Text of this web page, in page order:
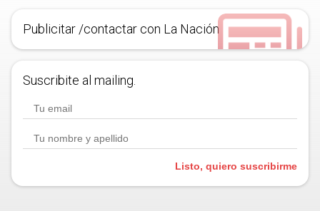
Publicitar /contactar con La Nación
Suscribite al mailing.
Listo, quiero suscribirme